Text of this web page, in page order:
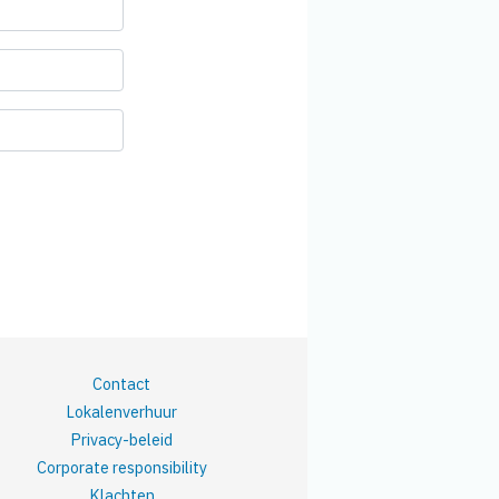
Contact
Lokalenverhuur
Privacy-beleid
Corporate responsibility